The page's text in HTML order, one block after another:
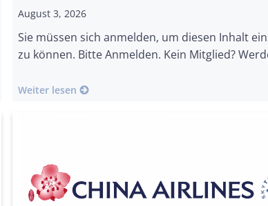
August 3, 2026
Sie müssen sich anmelden, um diesen Inhalt
zu können. Bitte Anmelden. Kein Mitglied?
Weiter lesen